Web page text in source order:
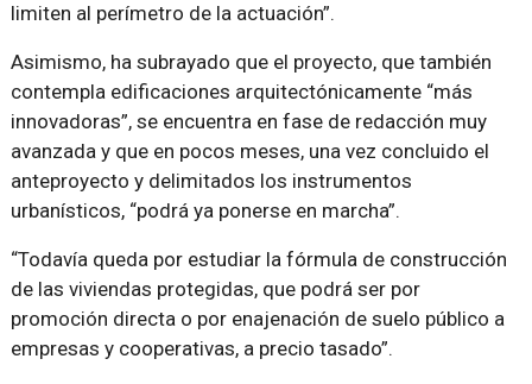
limiten al perímetro de la actuación”.
Asimismo, ha subrayado que el proyecto, que también
contempla edificaciones arquitectónicamente “más
innovadoras”, se encuentra en fase de redacción muy
avanzada y que en pocos meses, una vez concluido el
anteproyecto y delimitados los instrumentos
urbanísticos, “podrá ya ponerse en marcha”.
“Todavía queda por estudiar la fórmula de construcción
de las viviendas protegidas, que podrá ser por
promoción directa o por enajenación de suelo público a
empresas y cooperativas, a precio tasado”.